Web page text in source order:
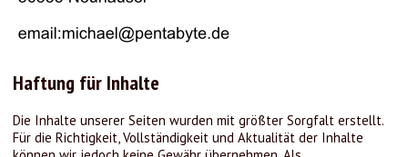
Haftung für Inhalte
Die Inhalte unserer Seiten wurden mit größter Sorgfalt erstellt.
Für die Richtigkeit, Vollständigkeit und Aktualität der Inhalte